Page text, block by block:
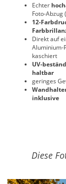
Echter
Foto-Abzug
12-
Direkt auf
Aluminium-
kaschiert
UV-
haltbar
geringes
inklusive
Diese